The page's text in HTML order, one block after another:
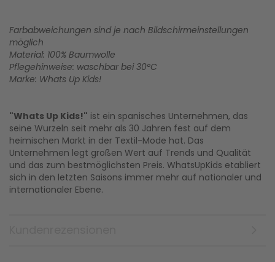
Farbabweichungen sind je nach Bildschirmeinstellungen
möglich
Material: 100% Baumwolle
Pflegehinweise: waschbar bei 30°C
Marke: Whats Up Kids!
"Whats Up Kids!" ist ein spanisches Unternehmen, das
seine Wurzeln seit mehr als 30 Jahren fest auf dem
heimischen Markt in der Textil-Mode hat. Das
Unternehmen legt großen Wert auf Trends und Qualität
und das zum bestmöglichsten Preis. WhatsUpKids etabliert
sich in den letzten Saisons immer mehr auf nationaler und
internationaler Ebene.